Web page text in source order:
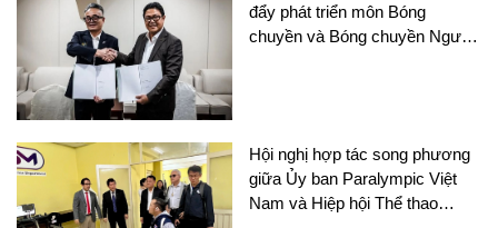
đẩy phát triển môn Bóng
chuyền và Bóng chuyền Người
Hội nghị hợp tác song phương
giữa Ủy ban Paralympic Việt
Nam và Hiệp hội Thể thao